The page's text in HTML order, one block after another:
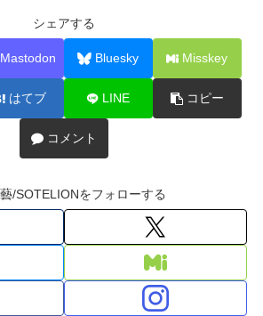
シェアする
Mastodon Bluesky Misskey
はてブ LINE コピー
コメント
/SOTELIONをフォローする